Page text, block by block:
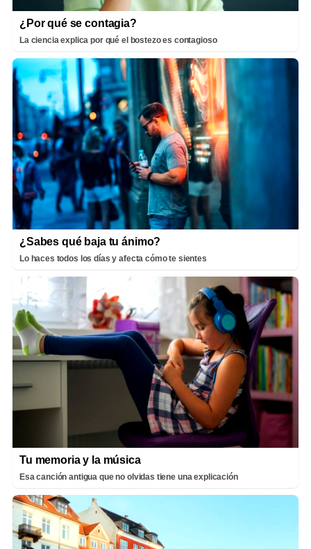
¿Por qué se contagia?
La ciencia explica por qué el bostezo es contagioso
¿Sabes qué baja tu ánimo?
Lo haces todos los días y afecta cómo te sientes
Tu memoria y la música
Esa canción antigua que no olvidas tiene una explicación